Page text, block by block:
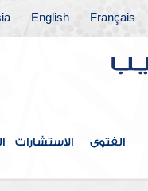
Français
English
الفتوى الاستشارات